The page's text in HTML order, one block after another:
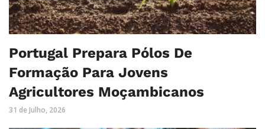
Portugal Prepara Pólos De
Formação Para Jovens
Agricultores Moçambicanos
31 de Julho, 2026